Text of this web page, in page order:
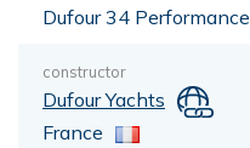
Dufour 34 Performance
constructor
Dufour Yachts
France